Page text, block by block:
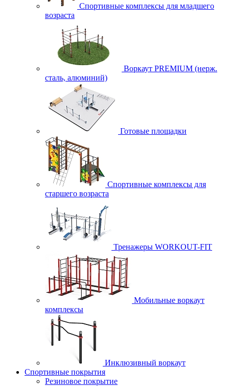
Спортивные комплексы для младшего
возраста
Воркаут PREMIUM (нерж.
сталь, алюминий)
Готовые площадки
Спортивные комплексы для
старшего возраста
Тренажеры WORKOUT-FIT
Мобильные воркаут
комплексы
Инклюзивный воркаут
Спортивные покрытия
Резиновое покрытие